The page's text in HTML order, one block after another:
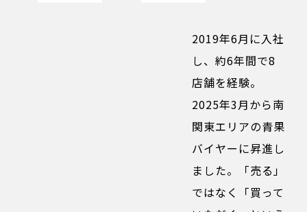
2019年6月に入社
し、約6年間で8
店舗を経験。
2025年3月から南
関東エリアの青果
バイヤーに昇進し
ました。「売る」
ではなく「買って